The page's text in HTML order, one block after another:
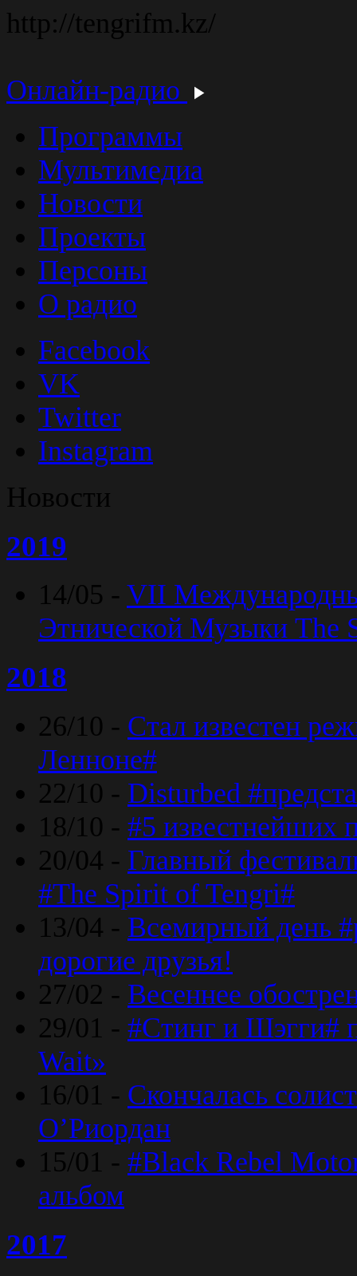
http://tengrifm.kz/
Онлайн-радио
Программы
Мультимедиа
Новости
Проекты
Персоны
О радио
Facebook
VK
Twitter
Instagram
Новости
2019
14/05 - VII
Этнической Музыки The
2018
26/10 - Стал известен
Ленноне#
22/10 - Disturbed
18/10 - #5 известнейших
20/04 - Главный
#The Spirit of Tengri#
13/04 - Всемирный день
дорогие друзья!
27/02 - Весеннее
29/01 - #Стинг и Шэгги#
Wait»
16/01 - Скончалась
O’Риордан
15/01 - #Black Rebel
альбом
2017